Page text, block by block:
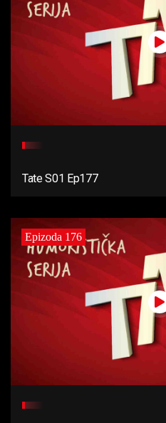
Tate S01 Ep177
Epizoda 176